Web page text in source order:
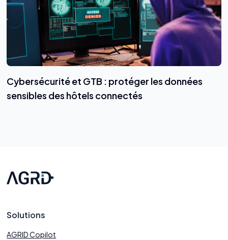
Cybersécurité et GTB : protéger les données
sensibles des hôtels connectés
Solutions
AGRID Copilot